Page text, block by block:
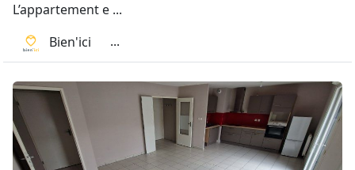
L’appartement e ...
Bien'ici
...